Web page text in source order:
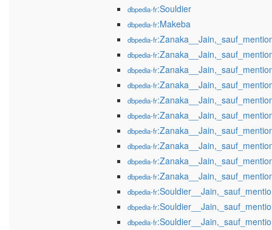
dbpedia-fr:Souldier
dbpedia-fr:Makeba
dbpedia-fr
dbpedia-fr
dbpedia-fr
dbpedia-fr
dbpedia-fr
dbpedia-fr
dbpedia-fr
dbpedia-fr
dbpedia-fr
dbpedia-fr
dbpedia-fr
dbpedia-fr
dbpedia-fr